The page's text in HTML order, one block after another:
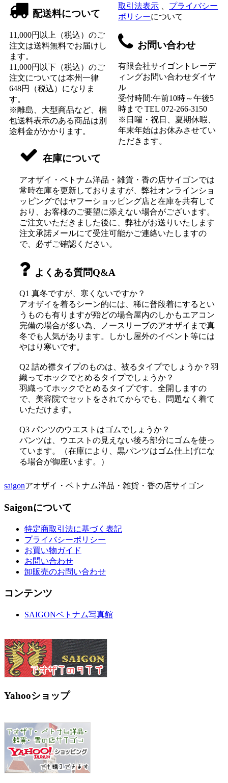
配送料について
11,000円以上（税込）のご
注文は送料無料でお届けし
ます。
11,000円以下（税込）のご
注文については本州一律
648円（税込）になりま
す。
※離島、大型商品など、梱
包送料表示のある商品は別
途料金がかかります。
取引法表示
プライバシー
ポリシーについて
お問い合わせ
有限会社サイゴントレーデ
ィングお問い合わせダイヤ
ル
受付時間:午前10時～午後5
時まで TEL 072-266-3150
※日曜・祝日、夏期休暇、
年末年始はお休みさせてい
ただきます。
在庫について
アオザイ・ベトナム洋品・雑貨・香の店サイゴンでは
常時在庫を更新しておりますが、弊社オンラインショ
ッピングではヤフーショッピング店と在庫を共有して
おり、お客様のご要望に添えない場合がございます。
ご注文いただきました後に、弊社がお送りいたします
注文承諾メールにて受注可能かご連絡いたしますの
で、必ずご確認ください。
よくある質問Q&A
Q1 真冬ですが、寒くないですか？
アオザイを着るシーン的には、稀に普段着にするとい
うものも有りますが殆どの場合屋内のしかもエアコン
完備の場合が多い為、ノースリーブのアオザイまで真
冬でも人気があります。しかし屋外のイベント等には
やはり寒いです。
Q2 詰め襟タイプのものは、被るタイプでしょうか？羽
織ってホックでとめるタイプでしょうか？
羽織ってホックでとめるタイプです。全開しますの
で、美容院でセットをされてからでも、問題なく着て
いただけます。
Q3 パンツのウエストはゴムでしょうか？
パンツは、ウエストの見えない後ろ部分にゴムを使っ
ています。（在庫により、黒パンツはゴム仕上げにな
る場合が御座います。）
saigonアオザイ・ベトナム洋品・雑貨・香の店サイゴン
Saigonについて
特定商取引法に基づく表記
プライバシーポリシー
お買い物ガイド
お問い合わせ
卸販売のお問い合わせ
コンテンツ
SAIGONベトナム写真館
Yahooショップ